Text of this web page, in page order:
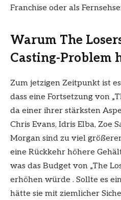
Franchise oder als
Warum The
Casting-Problem
Zum jetzigen Zeitpunkt ist
dass eine Fortsetzung von
da einer ihrer stärksten
Chris Evans, Idris Elba, Zoe
Morgan sind zu viel
eine Rückkehr höhere
was das Budget von „The
erhöhen würde . Sollte es
hätte sie mit ziemlicher